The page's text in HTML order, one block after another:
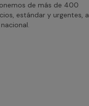
de más de 400
estándar y urgentes, a